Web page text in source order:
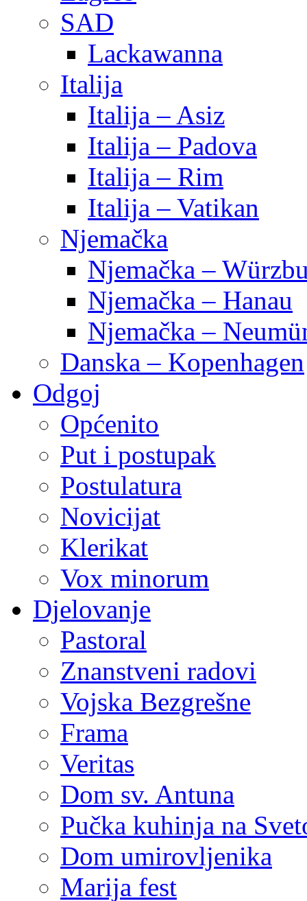
SAD
Lackawanna
Italija
Italija – Asiz
Italija – Padova
Italija – Rim
Italija – Vatikan
Njemačka
Njemačka –
Njemačka – Hanau
Njemačka –
Danska – Kopenhagen
Odgoj
Općenito
Put i postupak
Postulatura
Novicijat
Klerikat
Vox minorum
Djelovanje
Pastoral
Znanstveni radovi
Vojska Bezgrešne
Frama
Veritas
Dom sv. Antuna
Pučka kuhinja na
Dom umirovljenika
Marija fest